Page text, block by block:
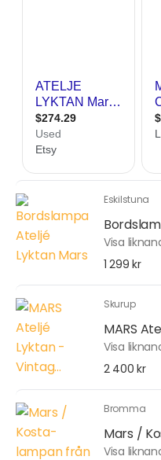
Eskilstuna
Visa
1 299 kr
Skurup
MARS
Visa
2 400 kr
Bromma
Mars /
Visa